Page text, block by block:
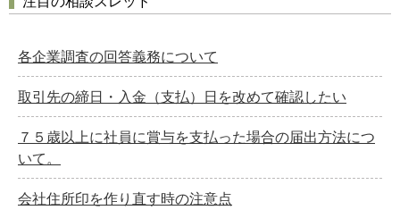
各企業調査の回答義務について
取引先の締日・入金（支払）日を改めて確認したい
７５歳以上に社員に賞与を支払った場合の届出方法につ
いて。
会社住所印を作り直す時の注意点